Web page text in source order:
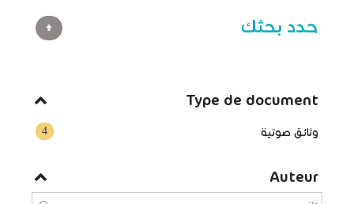
حدد بحثك
Type de document
4 وثائق صوتية
Auteur